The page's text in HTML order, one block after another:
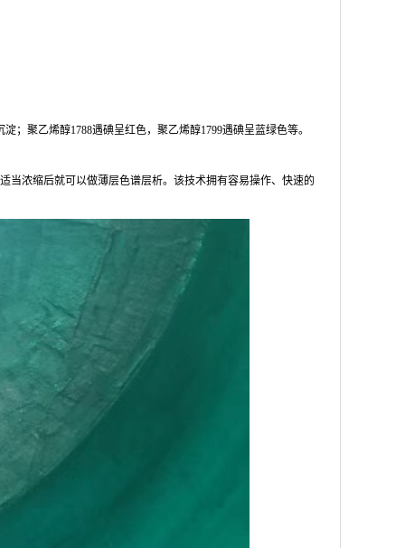
聚乙烯醇1788遇碘呈红色，聚乙烯醇1799遇碘呈蓝绿色等。
当浓缩后就可以做薄层色谱层析。该技术拥有容易操作、快速的